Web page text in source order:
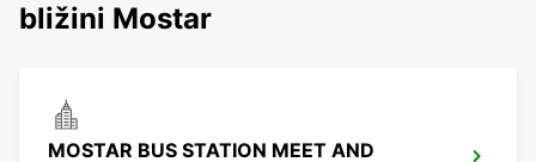
bližini Mostar
MOSTAR BUS STATION MEET AND